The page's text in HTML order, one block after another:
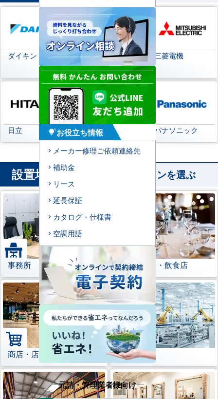
ダイキン
日本キヤリア
(旧:東芝キヤリア)
三菱電機
日立 三菱重工 パナソニック
設置場所 から業務用エアコンを選ぶ
事務所 レストラン・飲食店
商店・店舗 工場
tips_and_updatesお役立ち情報
メーカー修理ご依頼連絡先
補助金
リース
延長保証
カタログ・仕様書
空調用語
元請・管理業者様向け